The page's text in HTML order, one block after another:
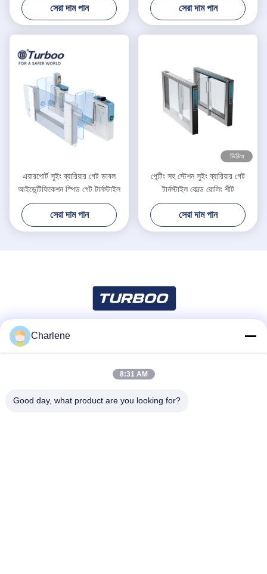
সেরা দাম পান সেরা দাম পান
এয়ারপোর্ট সুইং ব্যারিয়ার গেট ডাবল
আইডেন্টিফিকেশন স্পিড গেট টার্নস্টাইল
সেরা দাম পান
ভিডিও
পেন্টিং সহ স্টেশন সুইং ব্যারিয়ার গেট
টার্নস্টাইল কোল্ড রোলিং শীট
সেরা দাম পান
দ্রুত যোগাযোগ
Charlene
8:31 AM
Good day, what product are you looking for?